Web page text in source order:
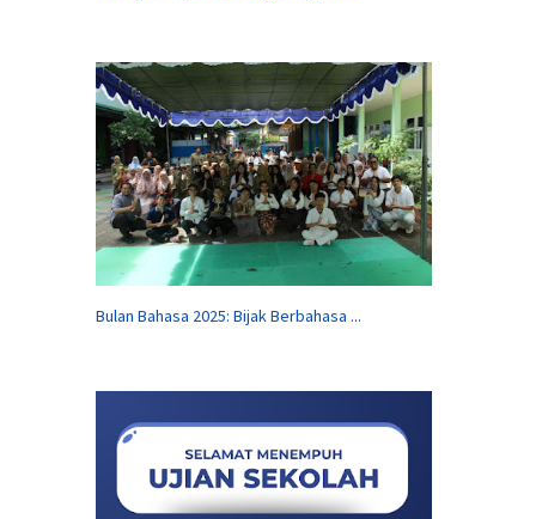
Bulan Bahasa 2025: Bijak Berbahasa ...